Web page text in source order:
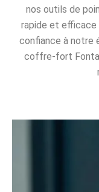
nos outils de
rapide et efficace
confiance à notre
coffre-fort